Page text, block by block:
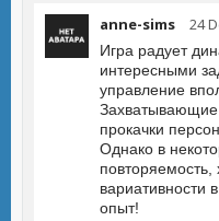
anne-sims 24
Игра радует
интересными
управление
прокачки
Однако в
вариативности
опыт!